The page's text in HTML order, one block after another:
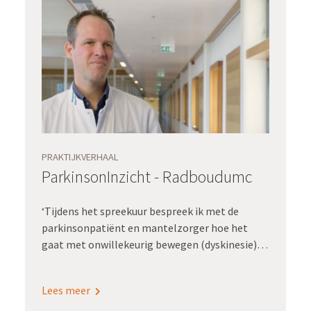
PRAKTIJKVERHAAL
ParkinsonInzicht - Radboudumc
‘Tijdens het spreekuur bespreek ik met de
parkinsonpatiënt en mantelzorger hoe het
gaat met onwillekeurig bewegen (dyskinesie),
aparte velden opgenomen in de probleemlijst
Lees meer